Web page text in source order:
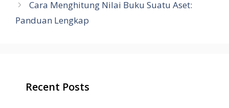
Cara Menghitung Nilai Buku Suatu Aset:
Panduan Lengkap
Recent Posts